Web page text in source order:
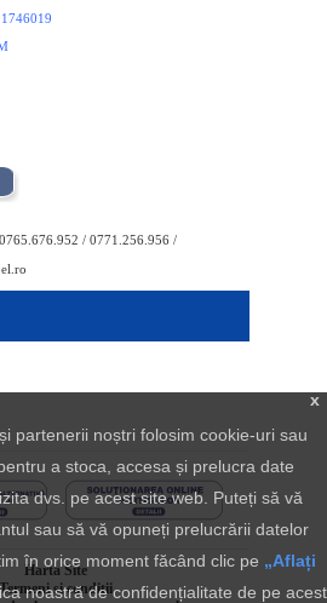
/ 0771.256.956 /
Harta Site
Termeni si conditii
x
partenerii noștri folosim cookie-uri sau
a stoca, accesa și prelucra date
dvs. pe acest site web. Puteți să vă
sau să vă opuneți prelucrării datelor
în orice moment făcând clic pe „Aflați
noastră de confidențialitate de pe acest